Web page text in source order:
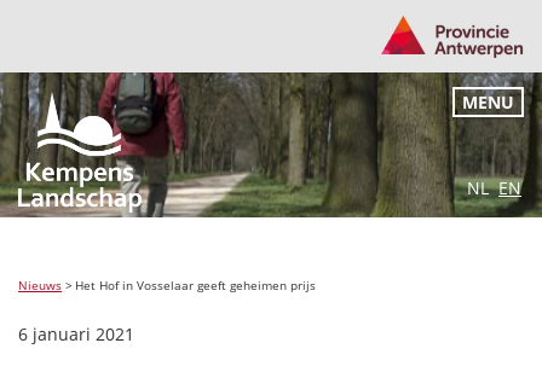
NL EN
MENU
Nieuws > Het Hof in Vosselaar geeft geheimen prijs
6 januari 2021